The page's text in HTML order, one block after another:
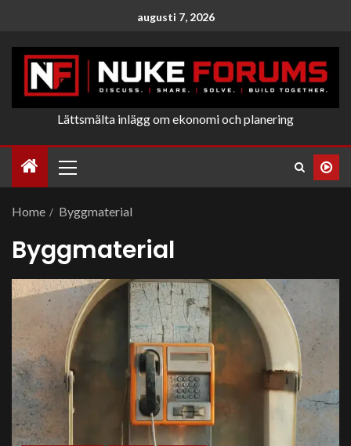
augusti 7, 2026
Lättsmälta inlägg om ekonomi och planering
Home Byggmaterial
Byggmaterial